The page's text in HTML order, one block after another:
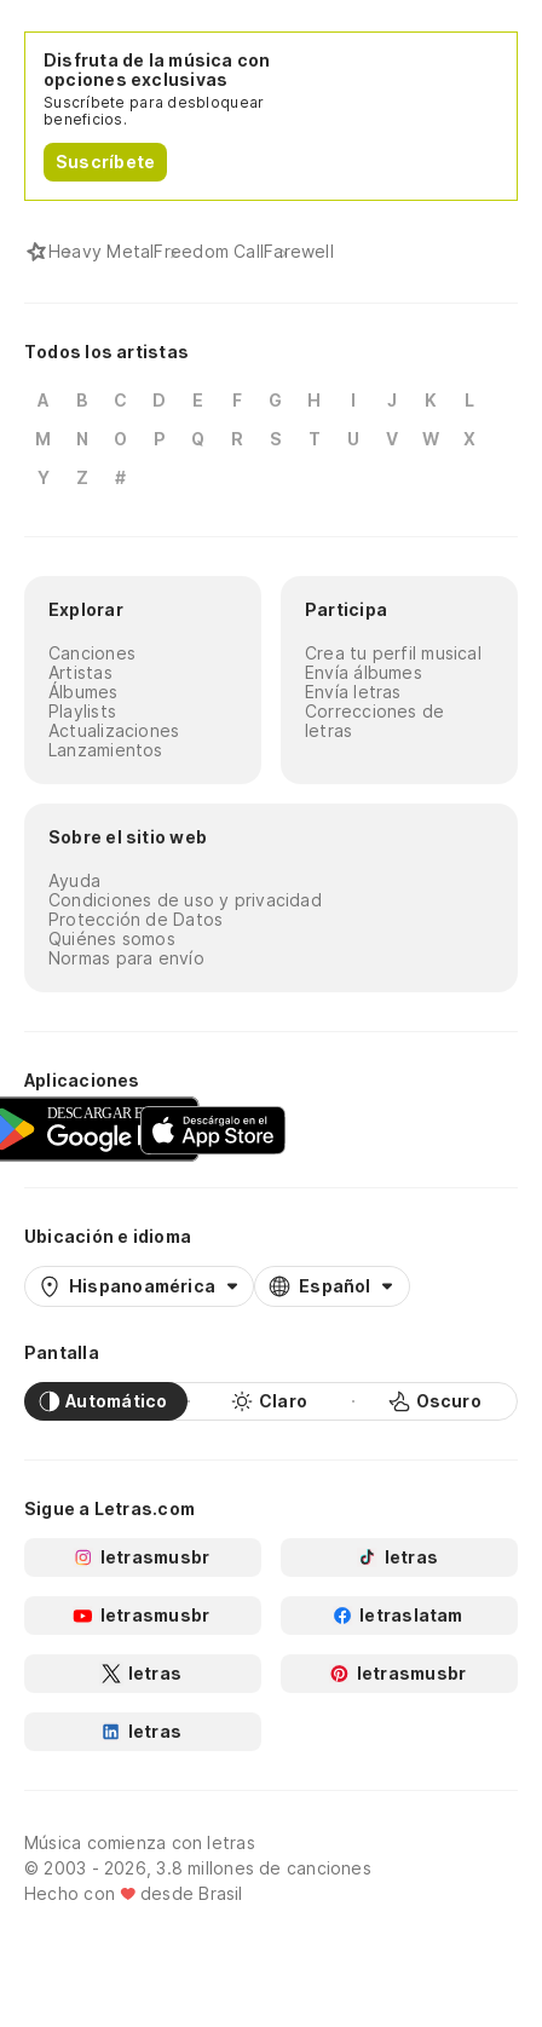
Disfruta de la música con
opciones exclusivas
Suscríbete para desbloquear
beneficios.
Suscríbete
Heavy MetalFreedom CallFarewell
Todos los artistas
A B C D E F G H I J K
L
M
N O P Q R S T U V W
X
Y
Z #
Explorar
Canciones
Artistas
Álbumes
Playlists
Actualizaciones
Lanzamientos
Participa
Crea tu perfil musical
Envía álbumes
Envía letras
Correcciones de
letras
Sobre el sitio web
Ayuda
Condiciones de uso y privacidad
Protección de Datos
Quiénes somos
Normas para envío
Aplicaciones
Ubicación e idioma
Hispanoamérica Español
Pantalla
Automático Claro Oscuro
Sigue a Letras.com
letrasmusbr letras
letrasmusbr letraslatam
letras letrasmusbr
letras
Música comienza con letras
© 2003 - 2026, 3.8 millones de canciones
Hecho con
desde Brasil